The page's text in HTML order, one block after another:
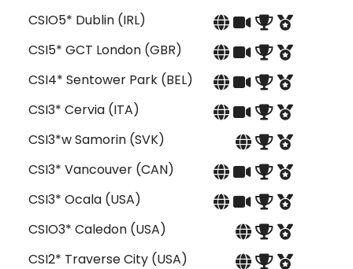
CSIO5* Dublin (IRL)
CSI5* GCT London (GBR)
CSI4* Sentower Park (BEL)
CSI3* Cervia (ITA)
CSI3*w Samorin (SVK)
CSI3* Vancouver (CAN)
CSI3* Ocala (USA)
CSIO3* Caledon (USA)
CSI2* Traverse City (USA)